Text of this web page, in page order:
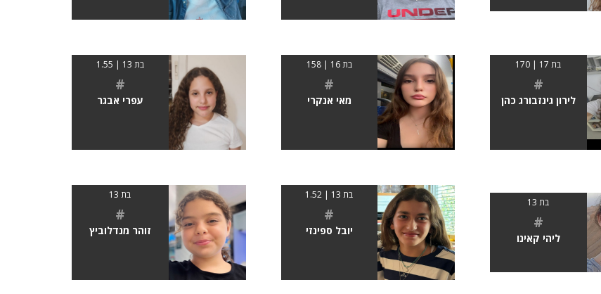
בת 17 | 170
#
לירון גינזבורג כהן
בת 16 | 158
#
מאי אנקרי
בת 13 | 1.55
#
עפרי אבגר
בת 13
#
ליהי קאינו
בת 13 | 1.52
#
יובל ספינזי
בת 13
#
זוהר מנדלוביץ